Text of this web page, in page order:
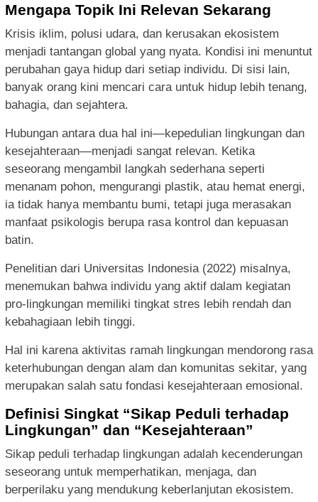
Mengapa Topik Ini Relevan Sekarang
Krisis iklim, polusi udara, dan kerusakan ekosistem
menjadi tantangan global yang nyata. Kondisi ini menuntut
perubahan gaya hidup dari setiap individu. Di sisi lain,
banyak orang kini mencari cara untuk hidup lebih tenang,
bahagia, dan sejahtera.
Hubungan antara dua hal ini—kepedulian lingkungan dan
kesejahteraan—menjadi sangat relevan. Ketika
seseorang mengambil langkah sederhana seperti
menanam pohon, mengurangi plastik, atau hemat energi,
ia tidak hanya membantu bumi, tetapi juga merasakan
manfaat psikologis berupa rasa kontrol dan kepuasan
batin.
Penelitian dari Universitas Indonesia (2022) misalnya,
menemukan bahwa individu yang aktif dalam kegiatan
pro-lingkungan memiliki tingkat stres lebih rendah dan
kebahagiaan lebih tinggi.
Hal ini karena aktivitas ramah lingkungan mendorong rasa
keterhubungan dengan alam dan komunitas sekitar, yang
merupakan salah satu fondasi kesejahteraan emosional.
Definisi Singkat “Sikap Peduli terhadap
Lingkungan” dan “Kesejahteraan”
Sikap peduli terhadap lingkungan adalah kecenderungan
seseorang untuk memperhatikan, menjaga, dan
berperilaku yang mendukung keberlanjutan ekosistem.